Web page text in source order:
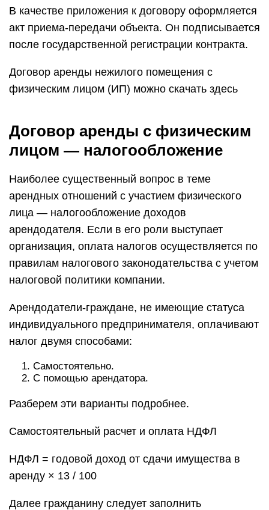
В качестве приложения к договору оформляется
акт приема-передачи объекта. Он подписывается
после государственной регистрации контракта.
Договор аренды нежилого помещения с
физическим лицом (ИП) можно скачать здесь
Договор аренды с физическим
лицом — налогообложение
Наиболее существенный вопрос в теме
арендных отношений с участием физического
лица — налогообложение доходов
арендодателя. Если в его роли выступает
организация, оплата налогов осуществляется по
правилам налогового законодательства с учетом
налоговой политики компании.
Арендодатели-граждане, не имеющие статуса
индивидуального предпринимателя, оплачивают
налог двумя способами:
Самостоятельно.
С помощью арендатора.
Разберем эти варианты подробнее.
Самостоятельный расчет и оплата НДФЛ
НДФЛ = годовой доход от сдачи имущества в
аренду × 13 / 100
Далее гражданину следует заполнить